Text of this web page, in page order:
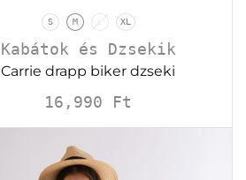
S M L XL
Kabátok és Dzsekik
Carrie drapp biker dzseki
16,990 Ft